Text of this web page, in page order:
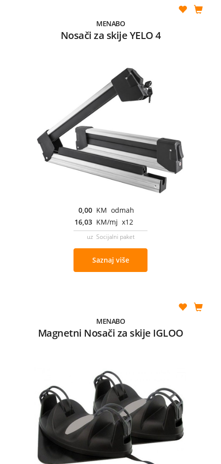
MENABO
Nosači za skije YELO 4
0,00 KM odmah
16,03 KM/mj x12
uz Socijalni paket
Saznaj više
MENABO
Magnetni Nosači za skije IGLOO